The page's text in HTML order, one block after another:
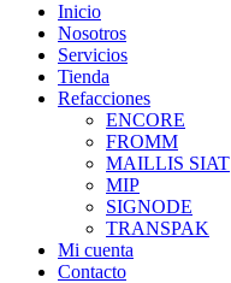
Inicio
Nosotros
Servicios
Tienda
Refacciones
ENCORE
FROMM
MAILLIS SIAT
MIP
SIGNODE
TRANSPAK
Mi cuenta
Contacto